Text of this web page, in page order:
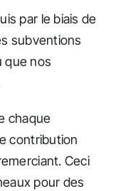
par le biais de
subventions
que nos
chaque
contribution
Ceci
pour des